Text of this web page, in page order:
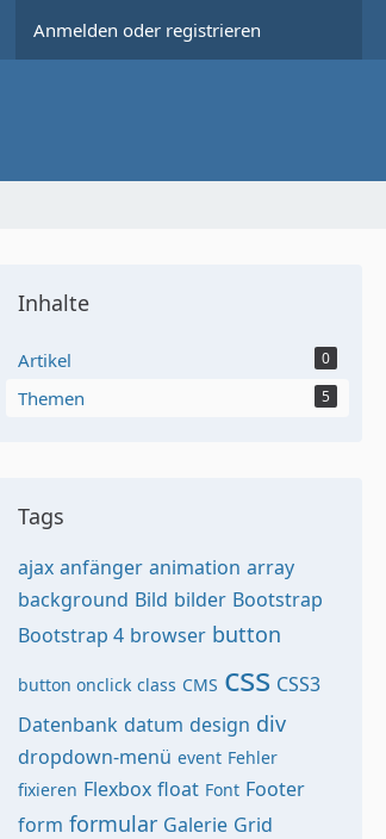
Anmelden oder registrieren
Inhalte
Artikel 0
Themen 5
Tags
ajax anfänger animation array
background Bild bilder Bootstrap
Bootstrap 4 browser button
button onclick class CMS css CSS3
Datenbank datum design div
dropdown-menü event Fehler
fixieren Flexbox float Font Footer
form formular Galerie Grid